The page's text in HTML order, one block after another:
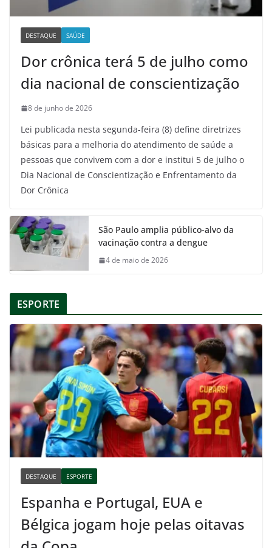
DESTAQUE SAÚDE
Dor crônica terá 5 de julho como
dia nacional de conscientização
8 de junho de 2026
Lei publicada nesta segunda-feira (8) define diretrizes
básicas para a melhoria do atendimento de saúde a
pessoas que convivem com a dor e institui 5 de julho o
Dia Nacional de Conscientização e Enfrentamento da
Dor Crônica
São Paulo amplia público-alvo da
vacinação contra a dengue
4 de maio de 2026
ESPORTE
DESTAQUE ESPORTE
Espanha e Portugal, EUA e
Bélgica jogam hoje pelas oitavas